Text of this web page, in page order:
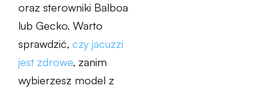
oraz sterowniki Balboa
lub Gecko. Warto
sprawdzić, czy jacuzzi
jest zdrowe, zanim
wybierzesz model z